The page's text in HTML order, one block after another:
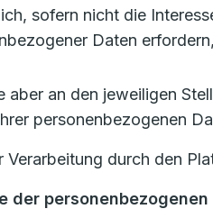
sofern nicht die
Daten
aber an den jeweiligen
personenbezogenen
Verarbeitung durch den
der personenbezogenen